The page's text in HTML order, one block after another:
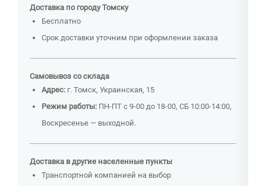
Доставка по городу Томску
Бесплатно
Срок доставки уточним при оформлении заказа
Самовывоз со склада
Адрес: г. Томск, Украинская, 15
Режим работы: ПН-ПТ с 9-00 до 18-00, СБ 10:00-14:00,
Воскресенье — выходной.
Доставка в другие населенные пункты
Транспортной компанией на выбор